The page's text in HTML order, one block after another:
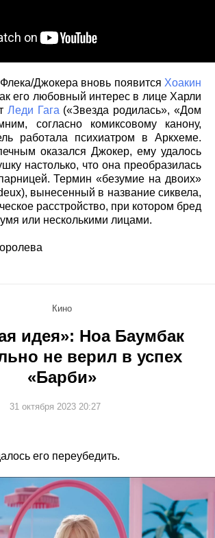
Джокера вновь появится Хоакин
его любовный интерес в лице Харли
Леди Гага («Звезда родилась», «Дом
согласно комиксовому канону,
работала психиатром в Аркхеме.
оказался Джокер, ему удалось
настолько, что она преобразилась
Термин «безумие на двоих»
вынесенный в название сиквела,
расстройство, при котором бред
или несколькими лицами.
Кино
идея»: Ноа Баумбак
не верил в успех
«Барби»
31 октября 2023 20:27
его переубедить.